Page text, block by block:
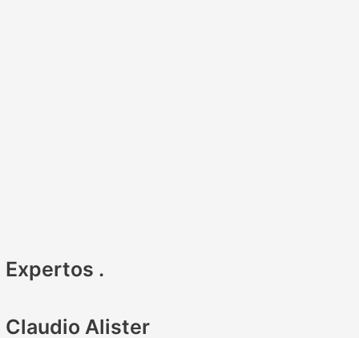
Expertos .
Claudio Alister